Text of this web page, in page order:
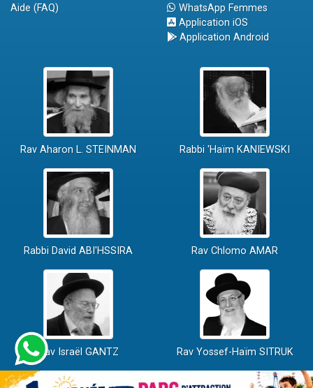
Aide (FAQ)
WhatsApp Femmes
Application iOS
Application Android
Rav Aharon L. STEINMAN Rabbi 'Haïm KANIEWSKI
Rabbi David ABI'HSSIRA Rav Chlomo AMAR
Rav Israël GANTZ Rav Yossef-Haïm SITRUK